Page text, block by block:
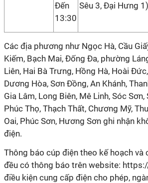
Đến
13:30
Sêu 3, Đại Hưng 1)
Các địa phương như Ngọc Hà, Cầu
Kiếm, Bạch Mai, Đống Đa, phường
Liên, Hai Bà Trưng, Hồng Hà, Hoài
Dương Hòa, Sơn Đồng, An Khánh,
Gia Lâm, Long Biên, Mê Linh, Sóc Sơn,
Phúc Thọ, Thạch Thất, Chương Mỹ,
Oai, Phúc Sơn, Hương Sơn ghi nhận
điện.
Thông báo cúp điện theo kế hoạch và
đều có thông báo trên website:
điều kiện cung cấp điện cho phép,